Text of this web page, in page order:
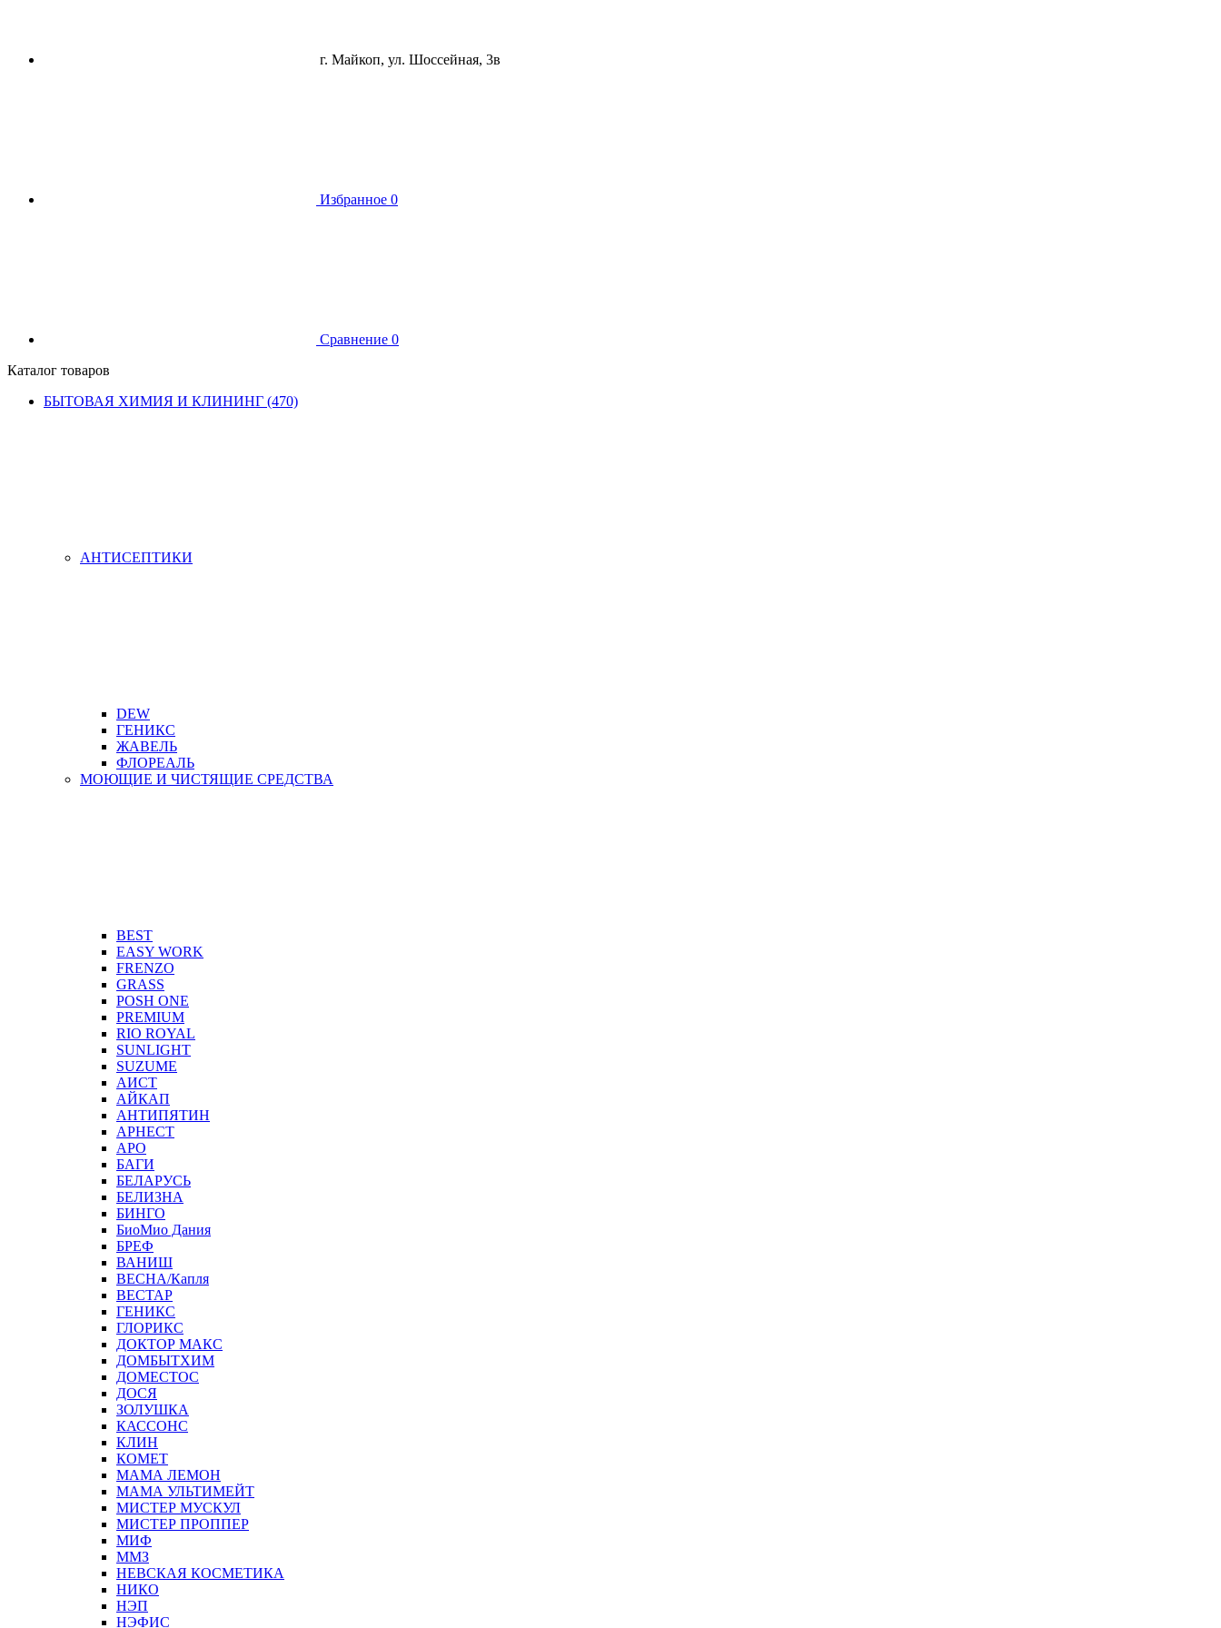
г. Майкоп, ул. ​Шоссейная, 3в
Избранное 0
Сравнение 0
Каталог товаров
БЫТОВАЯ ХИМИЯ И КЛИНИНГ (470)
АНТИСЕПТИКИ
DEW
ГЕНИКС
ЖАВЕЛЬ
ФЛОРЕАЛЬ
МОЮЩИЕ И ЧИСТЯЩИЕ СРЕДСТВА
BEST
EASY WORK
FRENZO
GRASS
POSH ONE
PREMIUM
RIO ROYAL
SUNLIGHT
SUZUME
АИСТ
АЙКАП
АНТИПЯТИН
АРНЕСТ
АРО
БАГИ
БЕЛАРУСЬ
БЕЛИЗНА
БИНГО
БиоМио Дания
БРЕФ
ВАНИШ
ВЕСНА/Капля
ВЕСТАР
ГЕНИКС
ГЛОРИКС
ДОКТОР МАКС
ДОМБЫТХИМ
ДОМЕСТОС
ДОСЯ
ЗОЛУШКА
КАССОНС
КЛИН
КОМЕТ
МАМА ЛЕМОН
МАМА УЛЬТИМЕЙТ
МИСТЕР МУСКУЛ
МИСТЕР ПРОППЕР
МИФ
ММЗ
НЕВСКАЯ КОСМЕТИКА
НИКО
НЭП
НЭФИС